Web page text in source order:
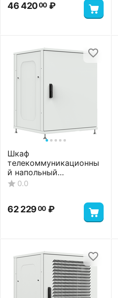
46 42000 ₽
Шкаф
телекоммуникационны
й напольный
ШТНП-22U-800-1000-
0.0
62 22900 ₽